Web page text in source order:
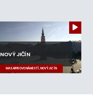
NOVÝ JIČÍN
MASARYKOVO NÁMĚSTÍ, NOVÝ JIČÍN